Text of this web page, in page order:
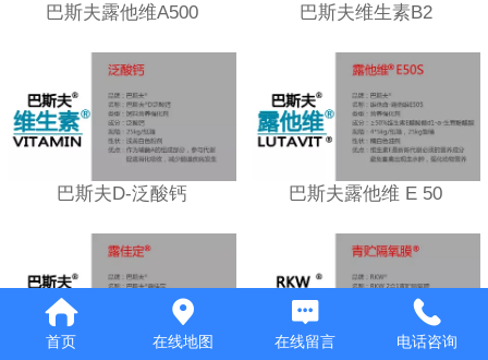
巴斯夫露他维A500 巴斯夫维生素B2
巴斯夫D-泛酸钙 巴斯夫露他维 E 50
首页 在线地图 在线留言 电话咨询